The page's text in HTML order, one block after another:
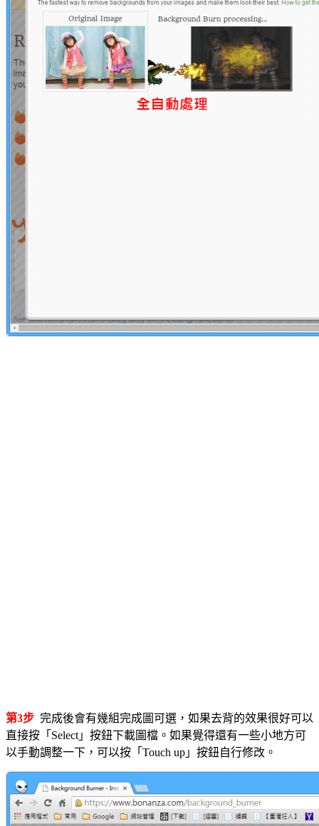
第3步 完成後會有幾組完成圖可選，如果去背的效果很好可以
直接按「Select」按鈕下載圖檔。如果覺得還有一些小地方可
以手動調整一下，可以按「Touch up」按鈕自行修改。